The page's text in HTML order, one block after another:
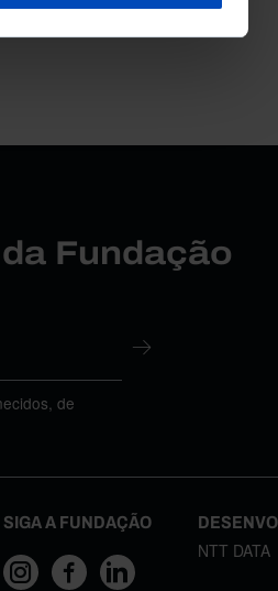
Fundação
de
SIGA A FUNDAÇÃO
NTT DATA